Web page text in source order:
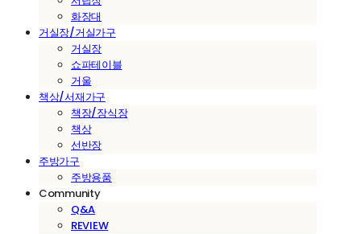
화장대
거실장/거실가구
거실장
쇼파테이블
거울
책상/서재가구
책장/장식장
책상
선반장
주방가구
주방용품
Community
Q&A
REVIEW